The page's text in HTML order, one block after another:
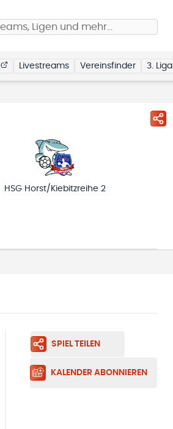
Ligen und mehr…
Livestreams Vereinsfinder 3. Liga
HSG Horst/Kiebitzreihe 2
SPIEL TEILEN
KALENDER ABONNIEREN